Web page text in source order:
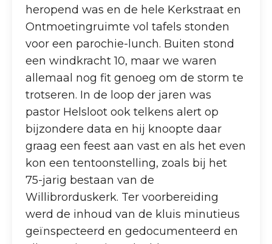
heropend was en de hele Kerkstraat en
Ontmoetingruimte vol tafels stonden
voor een parochie-lunch. Buiten stond
een windkracht 10, maar we waren
allemaal nog fit genoeg om de storm te
trotseren. In de loop der jaren was
pastor Helsloot ook telkens alert op
bijzondere data en hij knoopte daar
graag een feest aan vast en als het even
kon een tentoonstelling, zoals bij het
75-jarig bestaan van de
Willibrorduskerk. Ter voorbereiding
werd de inhoud van de kluis minutieus
geïnspecteerd en gedocumenteerd en